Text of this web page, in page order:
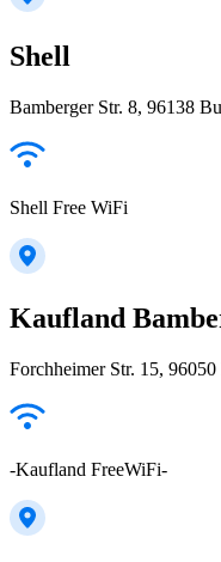
Shell
Bamberger Str. 8, 96138
Shell Free WiFi
Kaufland
Forchheimer Str. 15,
-Kaufland FreeWiFi-